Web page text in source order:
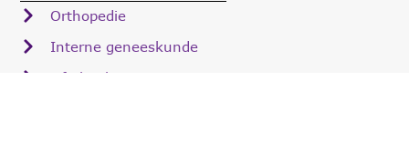
Orthopedie
Interne geneeskunde
Oftalmologie